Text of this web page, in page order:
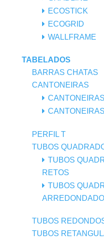
ECOSTICK
ECOGRID
WALLFRAME
TABELADOS
BARRAS CHATAS
CANTONEIRAS
PERFIL T
TUBOS
TUBOS
RETOS
TUBOS
TUBOS
TUBOS